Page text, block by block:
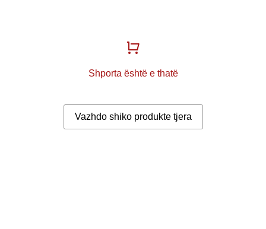
Shporta është e thatë
Vazhdo shiko produkte tjera